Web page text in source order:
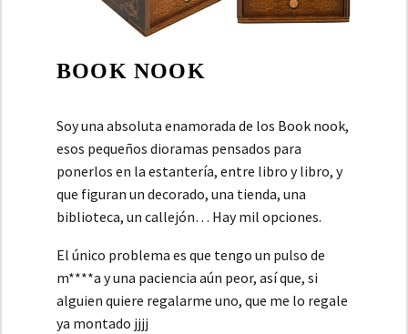
BOOK NOOK
Soy una absoluta enamorada de los Book nook,
esos pequeños dioramas pensados para
ponerlos en la estantería, entre libro y libro, y
que figuran un decorado, una tienda, una
biblioteca, un callejón… Hay mil opciones.
El único problema es que tengo un pulso de
m****a y una paciencia aún peor, así que, si
alguien quiere regalarme uno, que me lo regale
ya montado jjjj